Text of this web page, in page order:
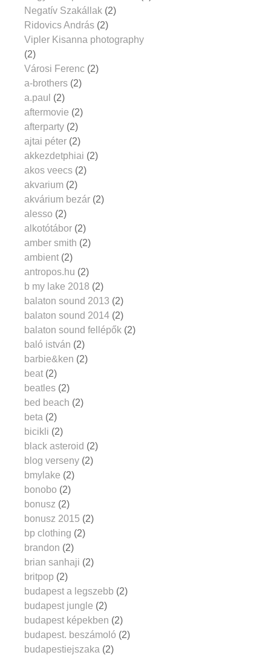
Negatív Szakállak (2)
Ridovics András (2)
Vipler Kisanna photography
(2)
Városi Ferenc (2)
a-brothers (2)
a.paul (2)
aftermovie (2)
afterparty (2)
ajtai péter (2)
akkezdetphiai (2)
akos veecs (2)
akvarium (2)
akvárium bezár (2)
alesso (2)
alkotótábor (2)
amber smith (2)
ambient (2)
antropos.hu (2)
b my lake 2018 (2)
balaton sound 2013 (2)
balaton sound 2014 (2)
balaton sound fellépők (2)
baló istván (2)
barbie&ken (2)
beat (2)
beatles (2)
bed beach (2)
beta (2)
bicikli (2)
black asteroid (2)
blog verseny (2)
bmylake (2)
bonobo (2)
bonusz (2)
bonusz 2015 (2)
bp clothing (2)
brandon (2)
brian sanhaji (2)
britpop (2)
budapest a legszebb (2)
budapest jungle (2)
budapest képekben (2)
budapest. beszámoló (2)
budapestiejszaka (2)